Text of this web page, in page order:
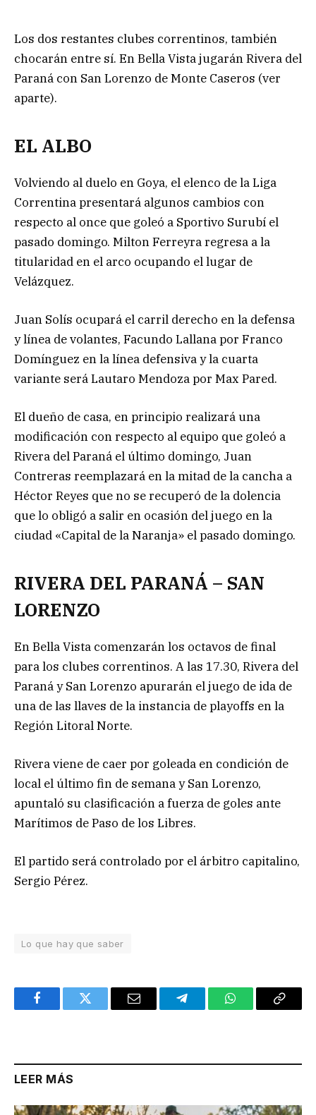
Los dos restantes clubes correntinos, también
chocarán entre sí. En Bella Vista jugarán Rivera del
Paraná con San Lorenzo de Monte Caseros (ver
aparte).
EL ALBO
Volviendo al duelo en Goya, el elenco de la Liga
Correntina presentará algunos cambios con
respecto al once que goleó a Sportivo Surubí el
pasado domingo. Milton Ferreyra regresa a la
titularidad en el arco ocupando el lugar de
Velázquez.
Juan Solís ocupará el carril derecho en la defensa
y línea de volantes, Facundo Lallana por Franco
Domínguez en la línea defensiva y la cuarta
variante será Lautaro Mendoza por Max Pared.
El dueño de casa, en principio realizará una
modificación con respecto al equipo que goleó a
Rivera del Paraná el último domingo, Juan
Contreras reemplazará en la mitad de la cancha a
Héctor Reyes que no se recuperó de la dolencia
que lo obligó a salir en ocasión del juego en la
ciudad «Capital de la Naranja» el pasado domingo.
RIVERA DEL PARANÁ – SAN
LORENZO
En Bella Vista comenzarán los octavos de final
para los clubes correntinos. A las 17.30, Rivera del
Paraná y San Lorenzo apurarán el juego de ida de
una de las llaves de la instancia de playoffs en la
Región Litoral Norte.
Rivera viene de caer por goleada en condición de
local el último fin de semana y San Lorenzo,
apuntaló su clasificación a fuerza de goles ante
Marítimos de Paso de los Libres.
El partido será controlado por el árbitro capitalino,
Sergio Pérez.
Lo que hay que saber
FacebookTwitter Email TelegramWhatsAppCopy
LEER MÁS